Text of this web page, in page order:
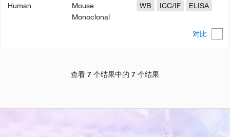
对比
Human
Mouse
Monoclonal
WB
ICC/IF ELISA
查看 7 个结果中的 7 个结果